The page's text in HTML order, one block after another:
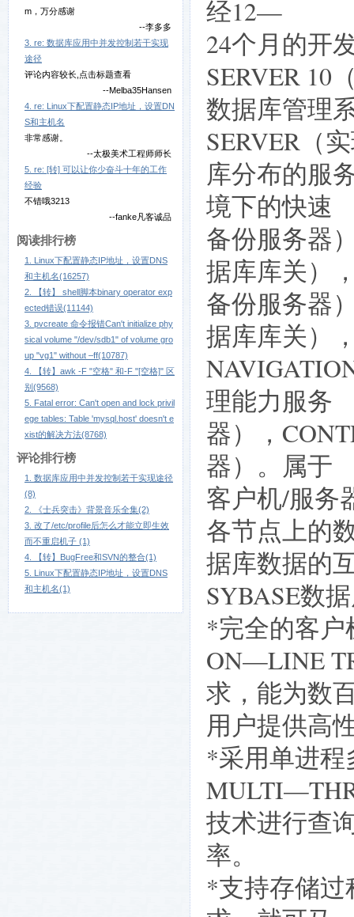
m，万分感谢
--李多多
3. re: 数据库应用中并发控制若干实现
途径
评论内容较长,点击标题查看
--Melba35Hansen
4. re: Linux下配置静态IP地址，设置DN
S和主机名
非常感谢。
--太极美术工程师师长
5. re: [转] 可以让你少奋斗十年的工作
经验
不错哦3213
--fanke凡客诚品
阅读排行榜
1. Linux下配置静态IP地址，设置DNS
和主机名(16257)
2. 【转】 shell脚本binary operator exp
ected错误(11144)
3. pvcreate 命令报错Can't initialize phy
sical volume "/dev/sdb1" of volume gro
up "vg1" without –ff(10787)
4. 【转】awk -F "空格" 和-F "[空格]" 区
别(9568)
5. Fatal error: Can't open and lock privil
ege tables: Table 'mysql.host' doesn't e
xist的解决方法(8768)
评论排行榜
1. 数据库应用中并发控制若干实现途径
(8)
2. 《士兵突击》背景音乐全集(2)
3. 改了/etc/profile后怎么才能立即生效
而不重启机子 (1)
4. 【转】BugFree和SVN的整合(1)
5. Linux下配置静态IP地址，设置DNS
和主机名(1)
经12—
24个月的开
SERVER 10
数据库管理
SERVER（
库分布的服
境下的快速
备份服务器
据库库关）
备份服务器
据库库关）
理能力服务
器），
器）。属于
客户机/服务
各节点上的
据库数据的
SYBASE数
*完全的客户
ON—LINE
求，能为数
用户提供高
*采用单进程
技术进行查
率。
*支持存储过